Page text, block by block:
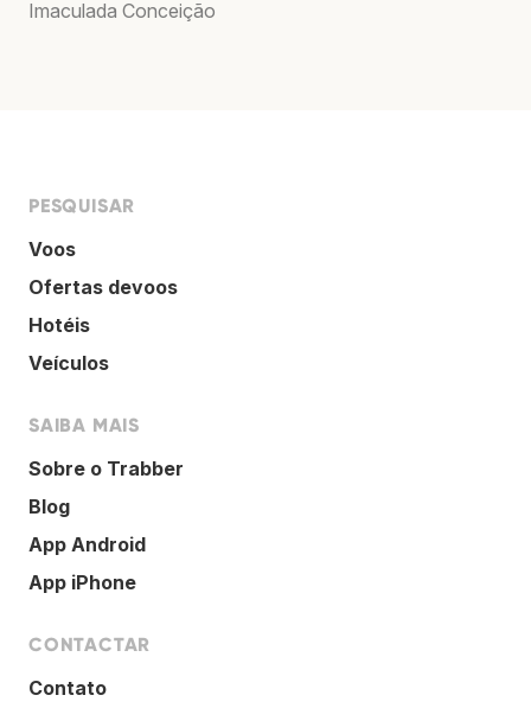
Imaculada Conceição
PESQUISAR
Voos
Ofertas devoos
Hotéis
Veículos
SAIBA MAIS
Sobre o Trabber
Blog
App Android
App iPhone
CONTACTAR
Contato